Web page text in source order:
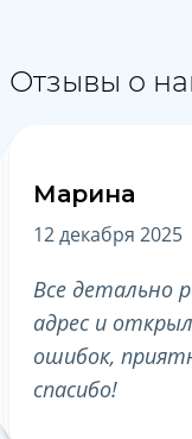
Отзывы о
Марина
12 декабря 2025
Все детально
адрес и
ошибок,
спасибо!